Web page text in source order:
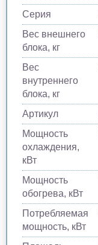
Серия
Вес внешнего
блока, кг
Вес
внутреннего
блока, кг
Артикул
Мощность
охлаждения,
кВт
Мощность
обогрева, кВт
Потребляемая
мощность, кВт